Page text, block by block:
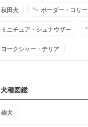
秋田犬 ボーダー・コリー
ミニチュア・シュナウザー
ヨークシャー・テリア
犬種図鑑
柴犬